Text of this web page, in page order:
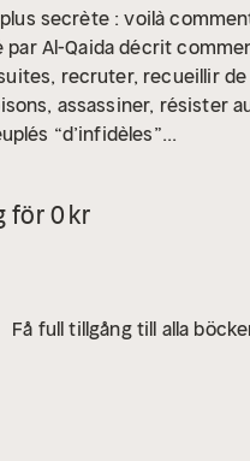
secrète : voilà
par Al-Qaida décrit
recruter, recueillir
assassiner, résister
“d’infidèles”...
för 0 kr
Få full tillgång till alla